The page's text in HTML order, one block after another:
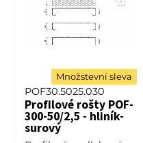
Množstevní sleva
POF30.5025.030
Profilové rošty POF-
300-50/2,5 - hliník-
surový